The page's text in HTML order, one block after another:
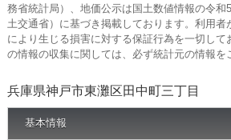
務省統計局）、地価公示は国土数値情報の令和
土交通省）に基づき掲載しております。利用者
により生じる損害に対する保証行為を一切し
の情報の収集に関しては、必ず統計元の情報を
兵庫県神戸市東灘区田中町三丁目
基本情報